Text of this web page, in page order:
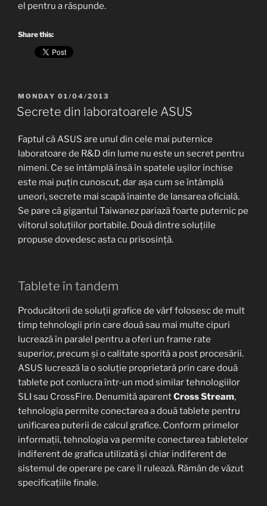
el pentru a răspunde.
Share this:
POSTED
ON
MONDAY 01/04/2013
Secrete din laboratoarele ASUS
Faptul că ASUS are unul din cele mai puternice
laboratoare de R&D din lume nu este un secret pentru
nimeni. Ce se întâmplă însă în spatele ușilor închise
este mai puțin cunoscut, dar așa cum se întâmplă
uneori, secrete mai scapă înainte de lansarea oficială.
Se pare că gigantul Taiwanez pariază foarte puternic pe
viitorul soluțiilor portabile. Două dintre soluțiile
propuse dovedesc asta cu prisosință.
Tablete în tandem
Producătorii de soluții grafice de vârf folosesc de mult
timp tehnologii prin care două sau mai multe cipuri
lucrează în paralel pentru a oferi un frame rate
superior, precum și o calitate sporită a post procesării.
ASUS lucrează la o soluție proprietară prin care două
tablete pot conlucra într-un mod similar tehnologiilor
SLI sau CrossFire. Denumită aparentCross Stream,
tehnologia permite conectarea a două tablete pentru
unificarea puterii de calcul grafice. Conform primelor
informații, tehnologia va permite conectarea tabletelor
indiferent de grafica utilizată și chiar indiferent de
sistemul de operare pe care îl rulează. Rămân de văzut
specificațiile finale.